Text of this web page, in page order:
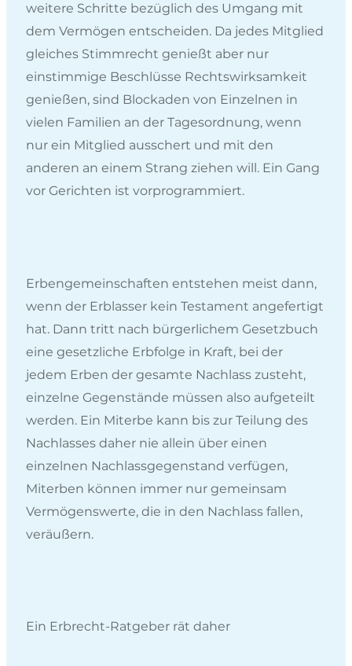
weitere Schritte bezüglich des Umgang mit
dem Vermögen entscheiden. Da jedes Mitglied
gleiches Stimmrecht genießt aber nur
einstimmige Beschlüsse Rechtswirksamkeit
genießen, sind Blockaden von Einzelnen in
vielen Familien an der Tagesordnung, wenn
nur ein Mitglied ausschert und mit den
anderen an einem Strang ziehen will. Ein Gang
vor Gerichten ist vorprogrammiert.
Erbengemeinschaften entstehen meist dann,
wenn der Erblasser kein Testament angefertigt
hat. Dann tritt nach bürgerlichem Gesetzbuch
eine gesetzliche Erbfolge in Kraft, bei der
jedem Erben der gesamte Nachlass zusteht,
einzelne Gegenstände müssen also aufgeteilt
werden. Ein Miterbe kann bis zur Teilung des
Nachlasses daher nie allein über einen
einzelnen Nachlassgegenstand verfügen,
Miterben können immer nur gemeinsam
Vermögenswerte, die in den Nachlass fallen,
veräußern.
Ein Erbrecht-Ratgeber rät daher